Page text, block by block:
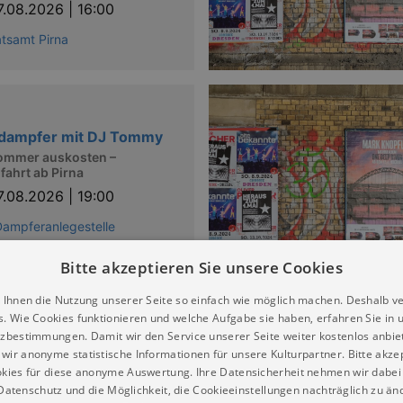
| 16:00
Pirna
mit DJ Tommy
auskosten –
ab Pirna
| 19:00
mit den
Kasematten
an der Beachbar der
Bitte akzeptieren Sie unsere Cookies
die Nutzung unserer Seite so einfach wie möglich machen. Deshalb
Wie Cookies funktionieren und welche Aufgabe sie haben, erfahren Sie in
Damit wir den Service unserer Seite weiter kostenlos
anonyme statistische Informationen für unsere Kulturpartner. Bitte
für diese anonyme Auswertung. Ihre Datensicherheit nehmen wir
und die Möglichkeit, die Cookieeinstellungen nachträglich zu